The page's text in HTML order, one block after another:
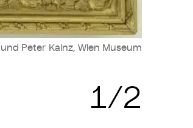
1/2
Peter Kainz, Wien Museum